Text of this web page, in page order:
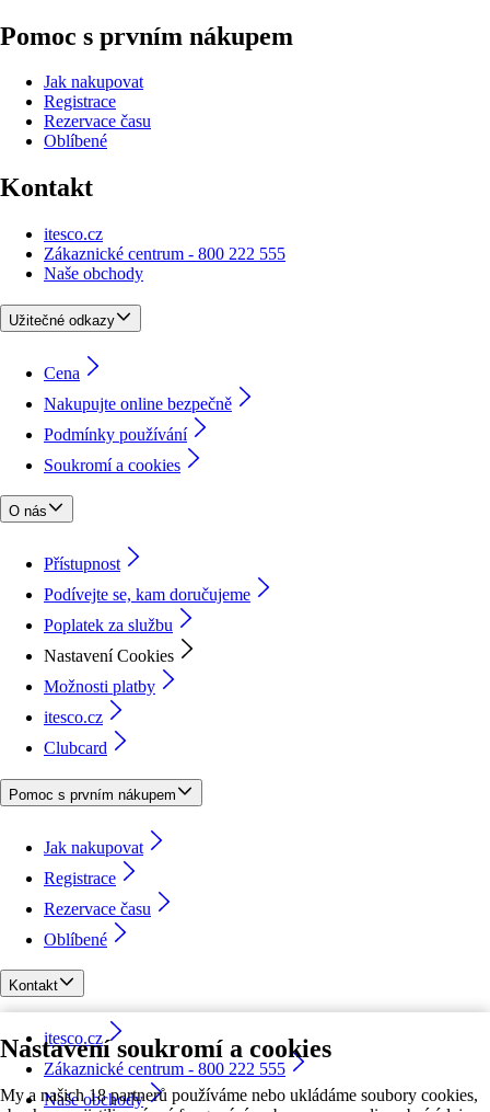
Nastavení soukromí a cookies
My a našich 18 partnerů používáme nebo ukládáme soubory cookies,
Pomoc s prvním nákupem
Jak nakupovat
Registrace
Rezervace času
Oblíbené
Kontakt
itesco.cz
Zákaznické centrum - 800 222 555
Naše obchody
Užitečné odkazy
Cena
Nakupujte online bezpečně
Podmínky používání
Soukromí a cookies
O nás
Přístupnost
Podívejte se, kam doručujeme
Poplatek za službu
Nastavení Cookies
Možnosti platby
itesco.cz
Clubcard
Pomoc s prvním nákupem
Jak nakupovat
Registrace
Rezervace času
Oblíbené
Kontakt
itesco.cz
Zákaznické centrum - 800 222 555
Naše obchody